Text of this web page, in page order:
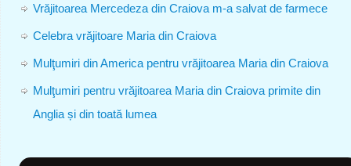
Vrăjitoarea Mercedeza din Craiova m-a salvat de farmece
Celebra vrăjitoare Maria din Craiova
Mulţumiri din America pentru vrăjitoarea Maria din Craiova
Mulţumiri pentru vrăjitoarea Maria din Craiova primite din
Anglia și din toată lumea